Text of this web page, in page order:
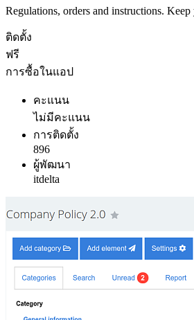
Regulations, orders and instructions.
ติดตั้ง
ฟรี
การซื้อในแอป
คะแนน
ไม่มีคะแนน
การติดตั้ง
896
ผู้พัฒนา
itdelta